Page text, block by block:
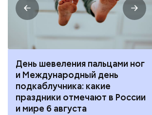
День шевеления пальцами ног
и Международный день
подкаблучника: какие
праздники отмечают в России
и мире 6 августа